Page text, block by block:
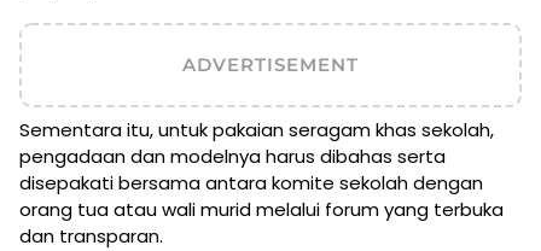
ADVERTISEMENT
Sementara itu, untuk pakaian seragam khas sekolah,
pengadaan dan modelnya harus dibahas serta
disepakati bersama antara komite sekolah dengan
orang tua atau wali murid melalui forum yang terbuka
dan transparan.